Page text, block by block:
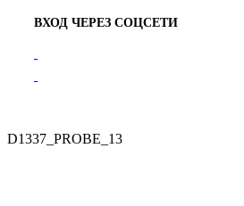
ВХОД ЧЕРЕЗ СОЦСЕТИ